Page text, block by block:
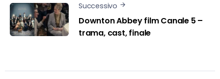
Successivo
Downton Abbey film Canale 5 –
trama, cast, finale